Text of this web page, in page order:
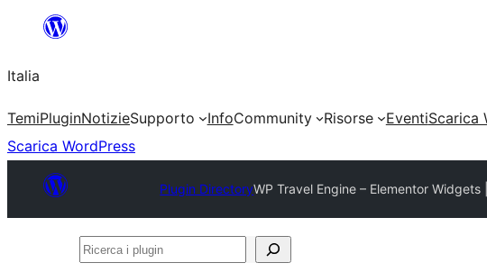
contenuto
Italia
TemiPluginNotizieSupporto InfoCommunity Risorse EventiScarica
Scarica WordPress
Plugin DirectoryWP Travel Engine – Elementor
Ricerca